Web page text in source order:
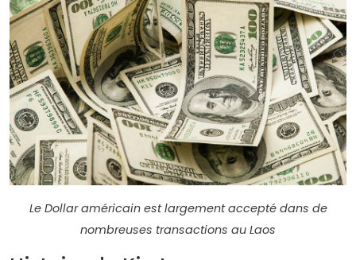
Le Dollar américain est largement accepté dans de
nombreuses transactions au Laos